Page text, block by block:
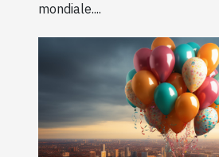
mondiale....